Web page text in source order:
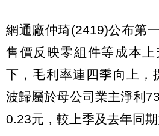
網通廠仲琦(2419)公布第
售價反映零組件等成本
下，毛利率連四季向上，
波歸屬於母公司業主淨利
0.23元，較上季及去年同期